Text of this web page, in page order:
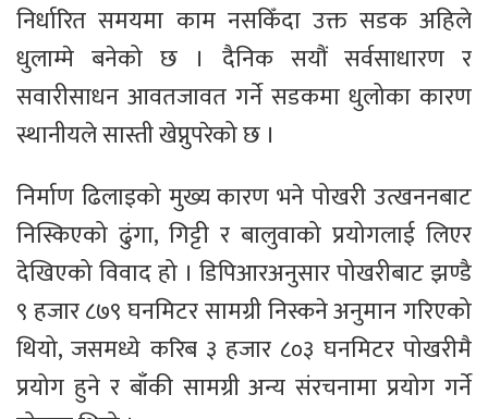
निर्धारित समयमा काम नसकिँदा उक्त सडक अहिले
धुलाम्मे बनेको छ । दैनिक सयौं सर्वसाधारण र
सवारीसाधन आवतजावत गर्ने सडकमा धुलोका कारण
स्थानीयले सास्ती खेप्नुपरेको छ ।
निर्माण ढिलाइको मुख्य कारण भने पोखरी उत्खननबाट
निस्किएको ढुंगा, गिट्टी र बालुवाको प्रयोगलाई लिएर
देखिएको विवाद हो । डिपिआरअनुसार पोखरीबाट झण्डै
९ हजार ८७९ घनमिटर सामग्री निस्कने अनुमान गरिएको
थियो, जसमध्ये करिब ३ हजार ८०३ घनमिटर पोखरीमै
प्रयोग हुने र बाँकी सामग्री अन्य संरचनामा प्रयोग गर्ने